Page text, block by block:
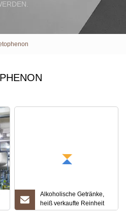
Alkoholische Getränke,
heiß verkaufte Reinheit
99 % CAS 118-93-4 2′-